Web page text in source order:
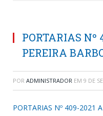
PORTARIAS Nº
PEREIRA
POR ADMINISTRADOR EM 9 DE
PORTARIAS Nº 409-2021